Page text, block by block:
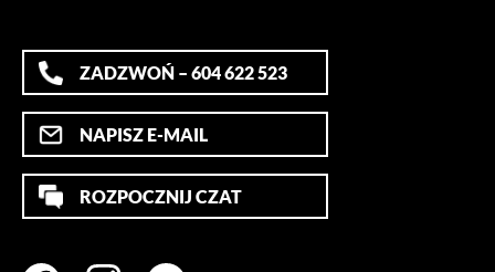
ZADZWOŃ – 604 622 523
NAPISZ E-MAIL
ROZPOCZNIJ CZAT